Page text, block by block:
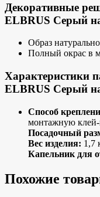
Декоративные
ELBRUS Серый
Образ
Полный окрас в
Характеристики
ELBRUS Серый
Способ
монтажную клей-
Посадочный
Вес изделия: 1,7
Капельник для
Похожие